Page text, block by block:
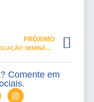
PRÓXIMO
CONVOCAÇÃO SEMINÁRIO NACIONAL “VIVER MULHER” – FICHA DE INSCRIÇÃO
Comente em